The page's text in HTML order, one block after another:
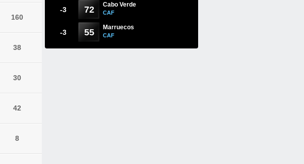
160
38
30
42
8
-3 72 Cabo Verde
CAF
-3 55 Marruecos
CAF